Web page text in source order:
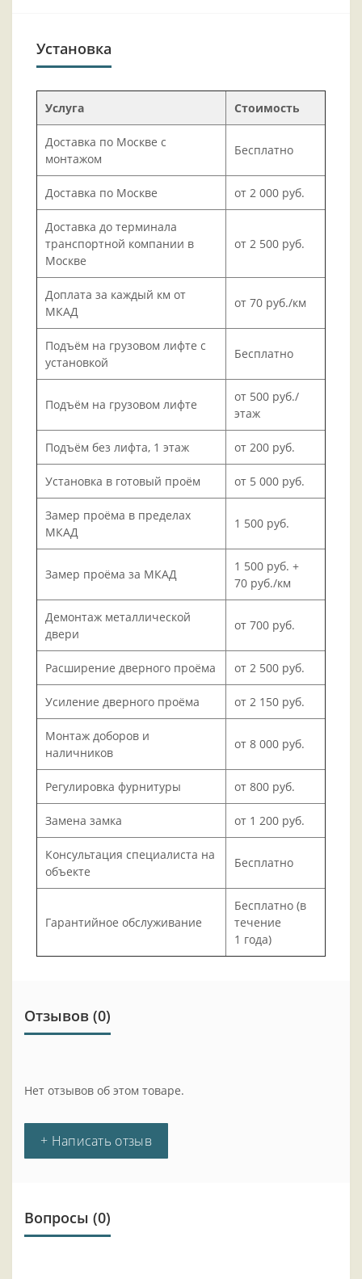
Установка
Услуга Стоимость
Доставка по Москве с
монтажом
Бесплатно
Доставка по Москве от 2 000 руб.
Доставка до терминала
транспортной компании в
Москве
от 2 500 руб.
Доплата за каждый км от
МКАД
от 70 руб./км
Подъём на грузовом лифте с
установкой
Бесплатно
Подъём на грузовом лифте
от 500 руб./
этаж
Подъём без лифта, 1 этаж от 200 руб.
Установка в готовый проём от 5 000 руб.
Замер проёма в пределах
МКАД
1 500 руб.
Замер проёма за МКАД
1 500 руб. +
70 руб./км
Демонтаж металлической
двери
от 700 руб.
Расширение дверного проёма от 2 500 руб.
Усиление дверного проёма от 2 150 руб.
Монтаж доборов и
наличников
от 8 000 руб.
Регулировка фурнитуры от 800 руб.
Замена замка от 1 200 руб.
Консультация специалиста на
объекте
Бесплатно
Гарантийное обслуживание
Бесплатно (в
течение
1 года)
Отзывов (0)
Нет отзывов об этом товаре.
+ Написать отзыв
Вопросы (0)